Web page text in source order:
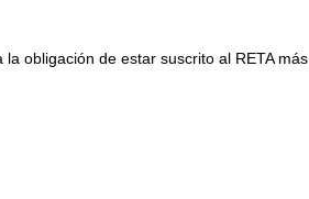
obligación de estar suscrito al RETA más